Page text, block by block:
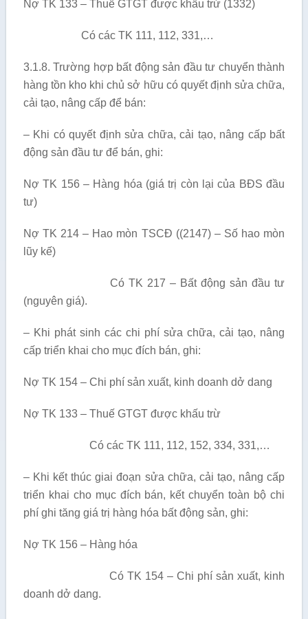
Nợ TK 133 – Thuế GTGT được khấu trừ (1332)
Có các TK 111, 112, 331,…
3.1.8. Trường hợp bất động sản đầu tư chuyển thành
hàng tồn kho khi chủ sở hữu có quyết định sửa chữa,
cải tạo, nâng cấp để bán:
– Khi có quyết định sửa chữa, cải tạo, nâng cấp bất
động sản đầu tư để bán, ghi:
Nợ TK 156 – Hàng hóa (giá trị còn lại của BĐS đầu
tư)
Nợ TK 214 – Hao mòn TSCĐ ((2147) – Số hao mòn
lũy kế)
Có TK 217 – Bất động sản đầu tư
(nguyên giá).
– Khi phát sinh các chi phí sửa chữa, cải tạo, nâng
cấp triển khai cho mục đích bán, ghi:
Nợ TK 154 – Chi phí sản xuất, kinh doanh dở dang
Nợ TK 133 – Thuế GTGT được khấu trừ
Có các TK 111, 112, 152, 334, 331,…
– Khi kết thúc giai đoạn sửa chữa, cải tạo, nâng cấp
triển khai cho mục đích bán, kết chuyển toàn bộ chi
phí ghi tăng giá trị hàng hóa bất động sản, ghi:
Nợ TK 156 – Hàng hóa
Có TK 154 – Chi phí sản xuất, kinh
doanh dở dang.